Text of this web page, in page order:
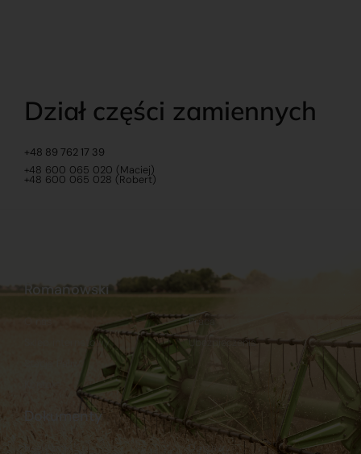
Dział części zamiennych
+48 89 762 17 39
+48 600 065 020 (Maciej)
+48 600 065 028 (Robert)
Dokumenty
Regulamin Dostawy
Romanowski
Sklep internetowy
Praca
Ubezpieczenia